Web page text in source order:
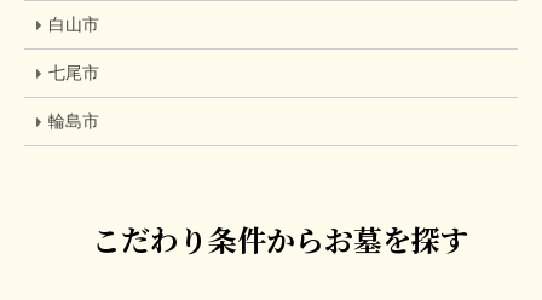
白山市
七尾市
輪島市
こだわり条件からお墓を探す